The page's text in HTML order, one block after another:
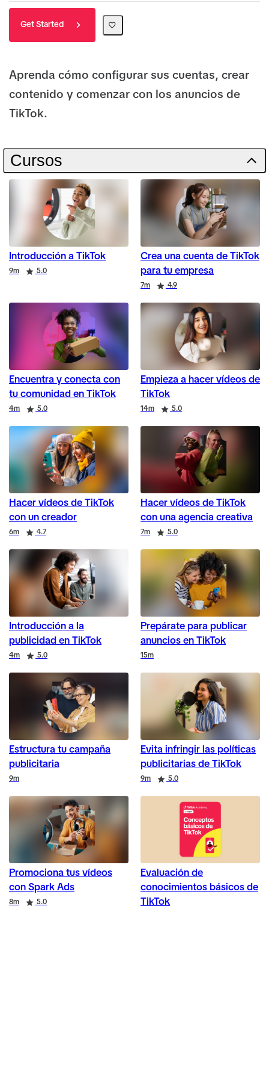
Get Started
Aprenda cómo configurar sus cuentas, crear
contenido y comenzar con los anuncios de
TikTok.
Cursos
Introducción a TikTok
Duration
9m
Rating 5.0
Crea una cuenta de TikTok
para tu empresa
7m 4.9
Encuentra y conecta con
tu comunidad en TikTok
Duration
4m
Rating 5.0
Empieza a hacer vídeos de
TikTok
Duration 14m
Rating 5.0
Hacer vídeos de TikTok
con un creador
Duration
6m
Rating 4.7
Hacer vídeos de TikTok
con una agencia creativa
Duration 7m
Rating 5.0
Introducción a la
publicidad en TikTok
Duration
4m
Rating 5.0
Prepárate para publicar
anuncios en TikTok
Duration 15m
Estructura tu campaña
publicitaria
Duration
9m
Evita infringir las políticas
publicitarias de TikTok
Duration 9m
Rating 5.0
Promociona tus vídeos
con Spark Ads
Duration
8m
Rating 5.0
Evaluación de
conocimientos básicos de
TikTok